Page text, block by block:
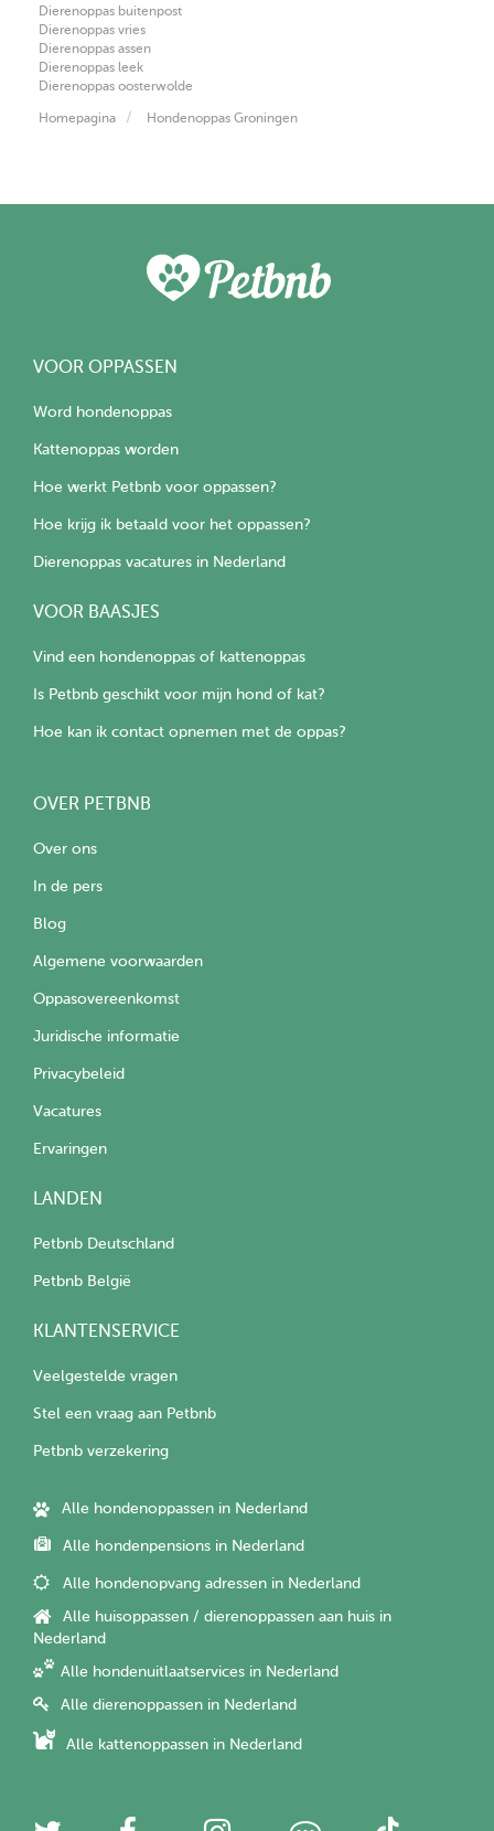
Dierenoppas buitenpost
Dierenoppas vries
Dierenoppas assen
Dierenoppas leek
Dierenoppas oosterwolde
Homepagina Hondenoppas Groningen
VOOR OPPASSEN
Word hondenoppas
Kattenoppas worden
Hoe werkt Petbnb voor oppassen?
Hoe krijg ik betaald voor het oppassen?
Dierenoppas vacatures in Nederland
VOOR BAASJES
Vind een hondenoppas of kattenoppas
Is Petbnb geschikt voor mijn hond of kat?
Hoe kan ik contact opnemen met de oppas?
OVER PETBNB
Over ons
In de pers
Blog
Algemene voorwaarden
Oppasovereenkomst
Juridische informatie
Privacybeleid
Vacatures
Ervaringen
LANDEN
Petbnb Deutschland
Petbnb België
KLANTENSERVICE
Veelgestelde vragen
Stel een vraag aan Petbnb
Petbnb verzekering
Alle hondenoppassen in Nederland
Alle hondenpensions in Nederland
Alle hondenopvang adressen in Nederland
Alle huisoppassen / dierenoppassen aan huis in
Nederland
Alle hondenuitlaatservices in Nederland
Alle dierenoppassen in Nederland
Alle kattenoppassen in Nederland